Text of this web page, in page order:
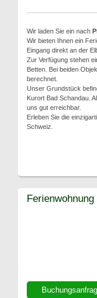
Wir laden Sie ein nach
Wir bieten Ihnen ein
Eingang direkt an der
Zur Verfügung stehen
Betten. Bei beiden
berechnet.
Unser Grundstück
Kurort Bad Schandau.
uns gut erreichbar.
Erleben Sie die
Schweiz.